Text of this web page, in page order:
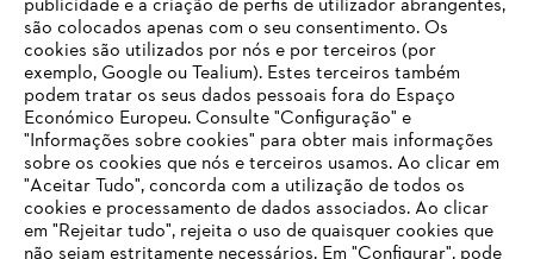
O SEU NAVEGADOR NÃO SUPORTA
ESTE WEBSITE
publicidade e a criação de perfis de utilizador abrangentes,
são colocados apenas com o seu consentimento. Os
cookies são utilizados por nós e por terceiros (por
exemplo, Google ou Tealium). Estes terceiros também
podem tratar os seus dados pessoais fora do Espaço
Económico Europeu. Consulte "Configuração" e
"Informações sobre cookies" para obter mais informações
sobre os cookies que nós e terceiros usamos. Ao clicar em
"Aceitar Tudo", concorda com a utilização de todos os
cookies e processamento de dados associados. Ao clicar
em "Rejeitar tudo", rejeita o uso de quaisquer cookies que